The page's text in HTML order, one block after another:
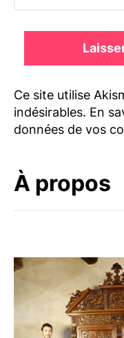
Ce site utilise
indésirables. En
données de vos
À propos